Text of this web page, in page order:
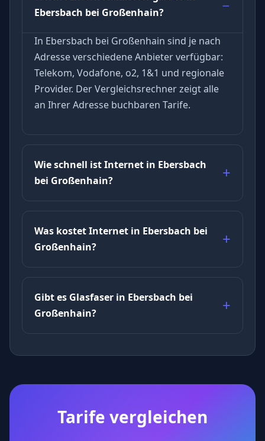
Ebersbach bei Großenhain?
In Ebersbach bei Großenhain sind je nach
Adresse verschiedene Anbieter verfügbar:
Telekom, Vodafone, o2, 1&1 und regionale
Provider. Der Vergleichsrechner zeigt alle
an Ihrer Adresse buchbaren Tarife.
Wie schnell ist Internet in Ebersbach
bei Großenhain?
Was kostet Internet in Ebersbach bei
Großenhain?
Gibt es Glasfaser in Ebersbach bei
Großenhain?
Tarife vergleichen